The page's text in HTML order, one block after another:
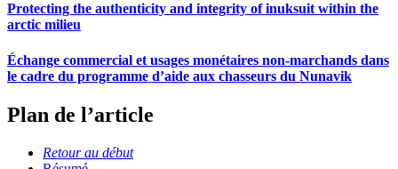
Protecting the authenticity and integrity of inuksuit within the
arctic milieu
Échange commercial et usages monétaires non-marchands dans
le cadre du programme d’aide aux chasseurs du Nunavik
Plan de l’article
Retour au début